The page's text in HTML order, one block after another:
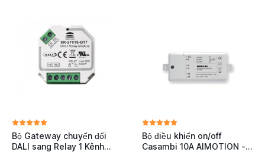
Bộ Gateway chuyển đổi
DALI sang Relay 1 Kênh
Bộ điều khiển on/off
Casambi 10A AIMOTION -